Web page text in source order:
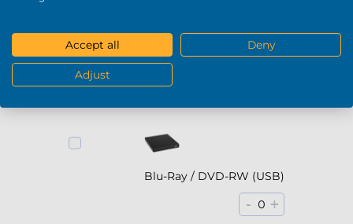
DVD-RW (USB)
Blu-Ray / DVD-RW (USB)
- 0 +
Accept all Deny
Adjust